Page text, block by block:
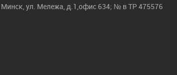
Минск, ул. Мележа, д.1,офис 634; № в ТР 475576